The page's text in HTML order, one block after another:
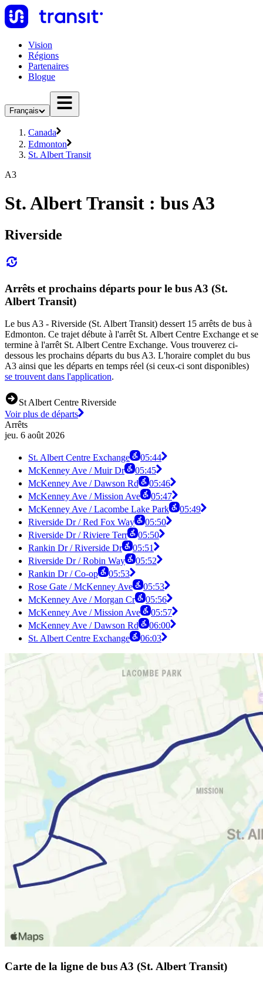
Vision
Régions
Partenaires
Blogue
Français
Canada
Edmonton
St. Albert Transit
A3
St. Albert Transit : bus A3
Riverside
Arrêts et prochains départs pour le bus A3 (St.
Albert Transit)
Le bus A3 - Riverside (St. Albert Transit) dessert 15 arrêts de bus à
Edmonton. Ce trajet débute à l'arrêt St. Albert Centre Exchange et se
termine à l'arrêt St. Albert Centre Exchange. Vous trouverez ci-
dessous les prochains départs du bus A3. L'horaire complet du bus
A3 ainsi que les départs en temps réel (si ceux-ci sont disponibles)
se trouvent dans l'application.
St Albert Centre Riverside
Voir plus de départs
Arrêts
jeu. 6 août 2026
St. Albert Centre Exchange
05:44
McKenney Ave / Muir Dr
05:45
McKenney Ave / Dawson Rd
05:46
McKenney Ave / Mission Ave
05:47
McKenney Ave / Lacombe Lake Park
05:49
Riverside Dr / Red Fox Way
05:50
Riverside Dr / Riviere Terr
05:50
Rankin Dr / Riverside Dr
05:51
Riverside Dr / Robin Way
05:52
Rankin Dr / Co-op
05:53
Rose Gate / McKenney Ave
05:53
McKenney Ave / Morgan Cr
05:56
McKenney Ave / Mission Ave
05:57
McKenney Ave / Dawson Rd
06:00
St. Albert Centre Exchange
06:03
Carte de la ligne de bus A3 (St. Albert Transit)